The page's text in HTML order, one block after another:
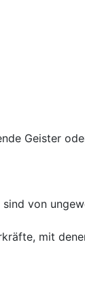
Geister
von
mit